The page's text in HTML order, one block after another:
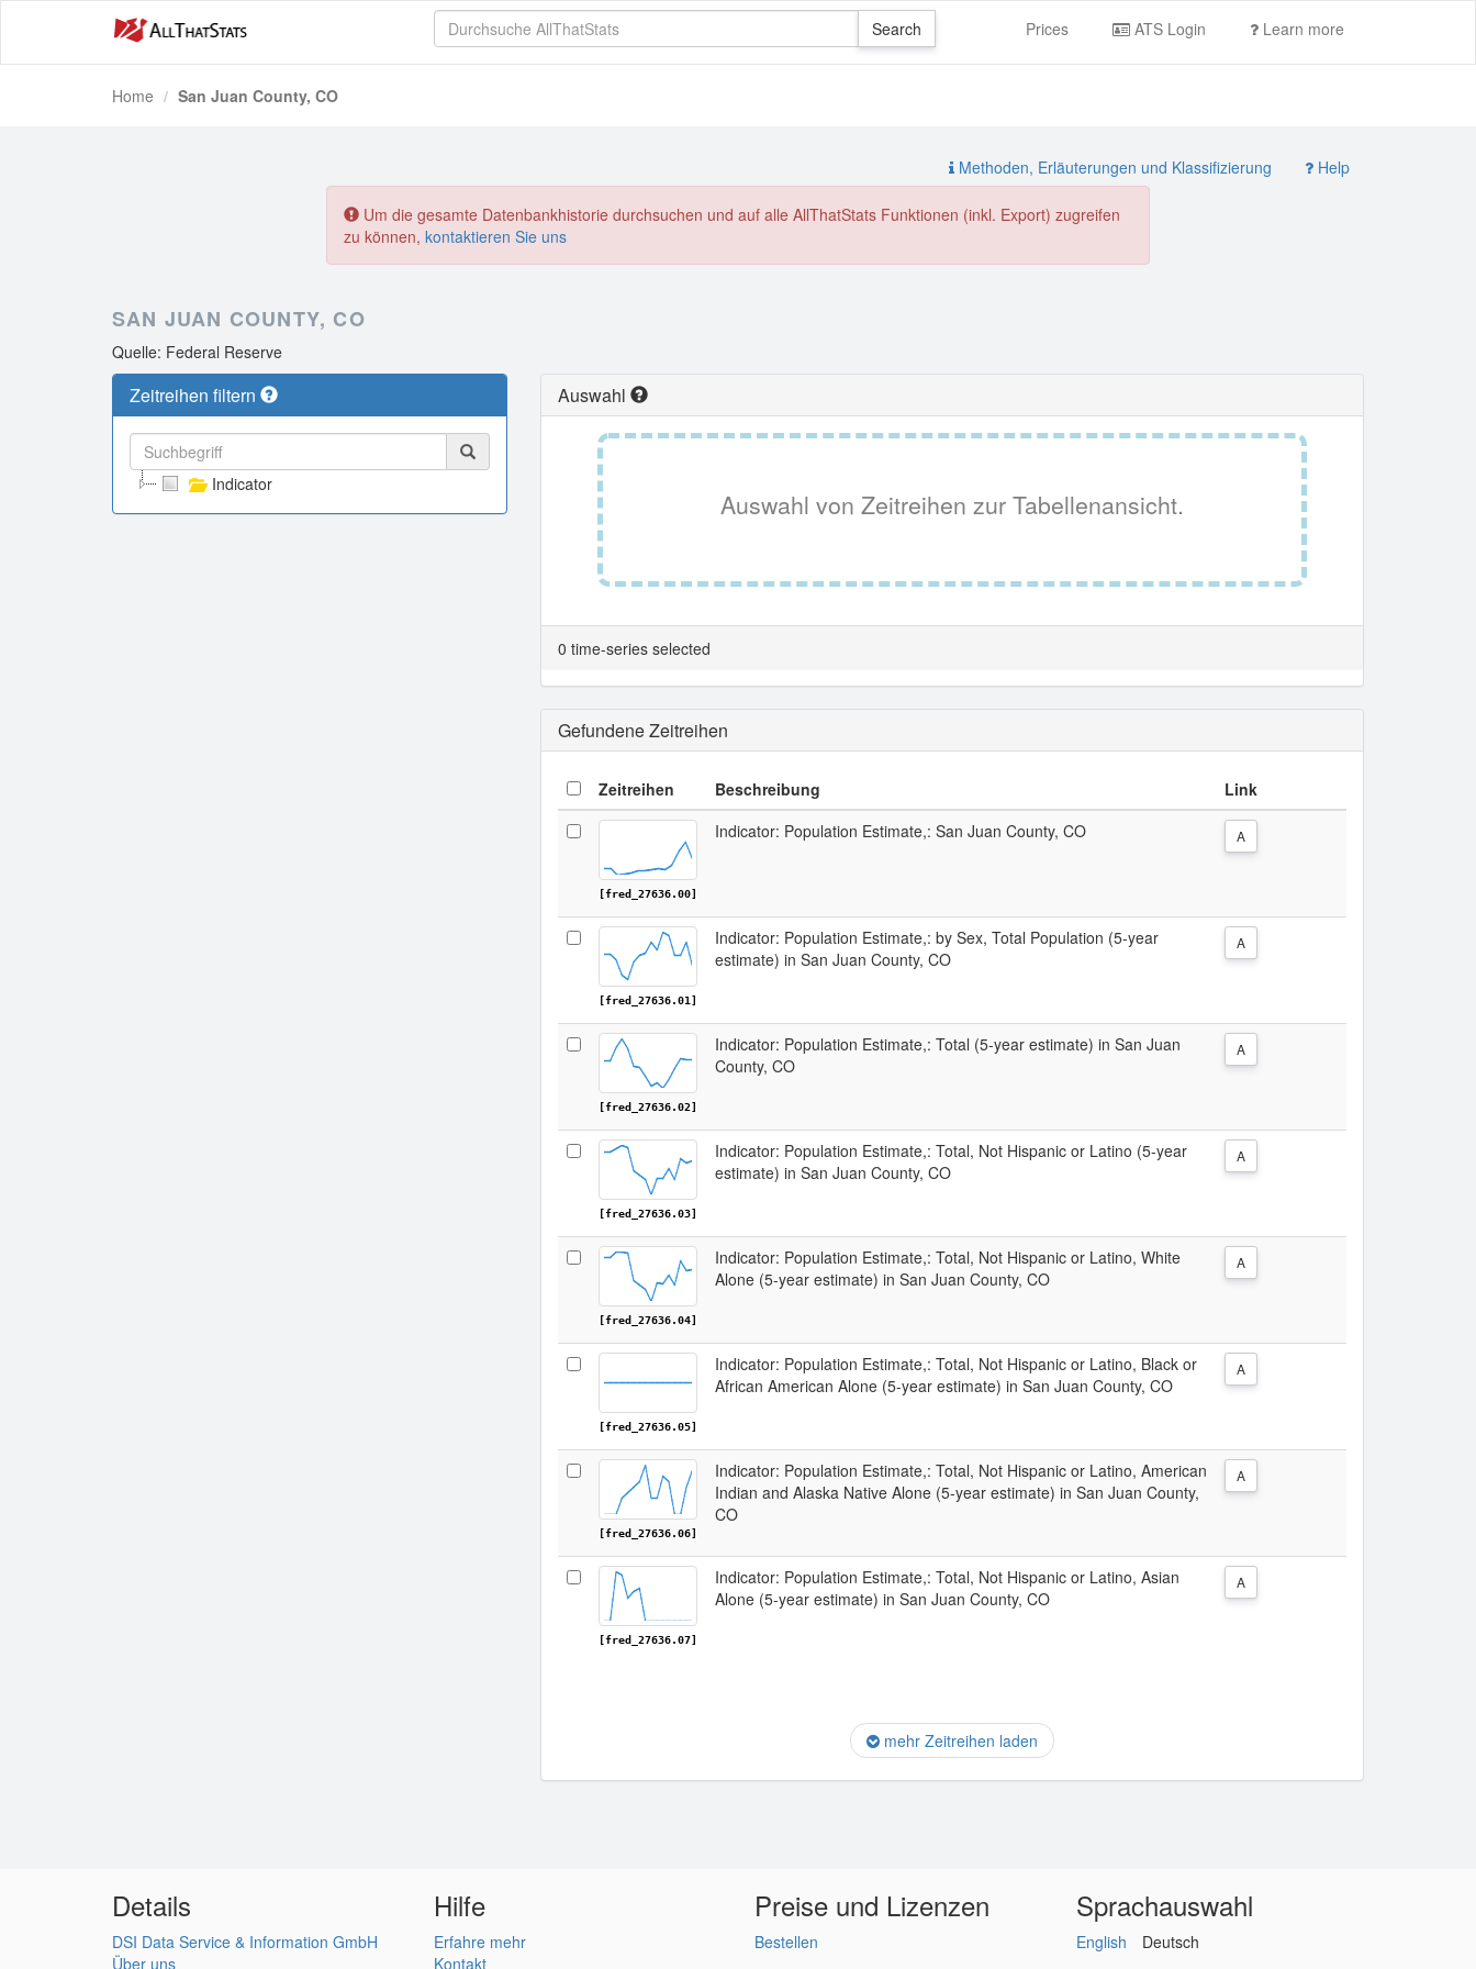
Prices ATS Login Learn more
Home San Juan County, CO
Methoden, Erläuterungen und Klassifizierung Help
Um die gesamte Datenbankhistorie durchsuchen und auf alle AllThatStats Funktionen (inkl. Export) zugreifen
zu können, kontaktieren Sie uns
SAN JUAN COUNTY, CO
Quelle: Federal Reserve
Zeitreihen filtern
Indicator
Auswahl
Auswahl von Zeitreihen zur Tabellenansicht.
0 time-series selected
Gefundene Zeitreihen
Zeitreihen Beschreibung Link
[fred_27636.00]
Indicator: Population Estimate,: San Juan County, CO A
[fred_27636.01]
Indicator: Population Estimate,: by Sex, Total Population (5-year
estimate) in San Juan County, CO
A
[fred_27636.02]
Indicator: Population Estimate,: Total (5-year estimate) in San Juan
County, CO
A
[fred_27636.03]
Indicator: Population Estimate,: Total, Not Hispanic or Latino (5-year
estimate) in San Juan County, CO
A
[fred_27636.04]
Indicator: Population Estimate,: Total, Not Hispanic or Latino, White
Alone (5-year estimate) in San Juan County, CO
A
[fred_27636.05]
Indicator: Population Estimate,: Total, Not Hispanic or Latino, Black or
African American Alone (5-year estimate) in San Juan County, CO
A
[fred_27636.06]
Indicator: Population Estimate,: Total, Not Hispanic or Latino, American
Indian and Alaska Native Alone (5-year estimate) in San Juan County,
CO
A
[fred_27636.07]
Indicator: Population Estimate,: Total, Not Hispanic or Latino, Asian
Alone (5-year estimate) in San Juan County, CO
A
mehr Zeitreihen laden
Details
DSI Data Service & Information GmbH
Über uns
Hilfe
Erfahre mehr
Kontakt
Preise und Lizenzen
Bestellen
Sprachauswahl
English Deutsch